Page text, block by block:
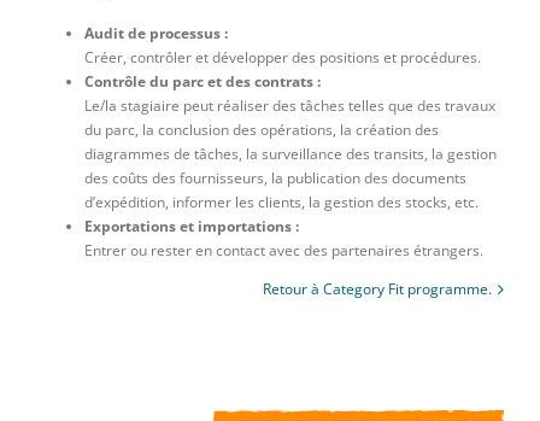
Audit de processus :
Créer, contrôler et développer des positions et procédures.
Contrôle du parc et des contrats :
Le/la stagiaire peut réaliser des tâches telles que des travaux
du parc, la conclusion des opérations, la création des
diagrammes de tâches, la surveillance des transits, la gestion
des coûts des fournisseurs, la publication des documents
d’expédition, informer les clients, la gestion des stocks, etc.
Exportations et importations :
Entrer ou rester en contact avec des partenaires étrangers.
Retour à Category Fit programme.